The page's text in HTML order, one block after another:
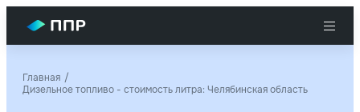
Главная
Дизельное топливо - стоимость литра: Челябинская область